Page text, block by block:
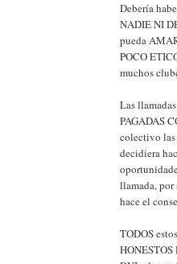
Debería
NADIE NI
pueda
POCO
muchos
Las
PAGADAS
colectivo
decidiera
llamada, por
hace el
TODOS
HONESTOS